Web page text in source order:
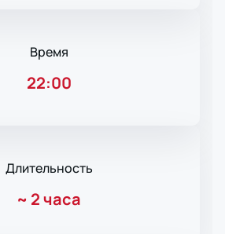
Время
22:00
Длительность
~ 2 часа